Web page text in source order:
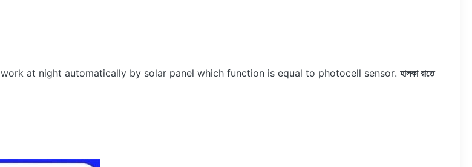
at night automatically by solar panel which function is equal to photocell sensor. হালকা রাতে